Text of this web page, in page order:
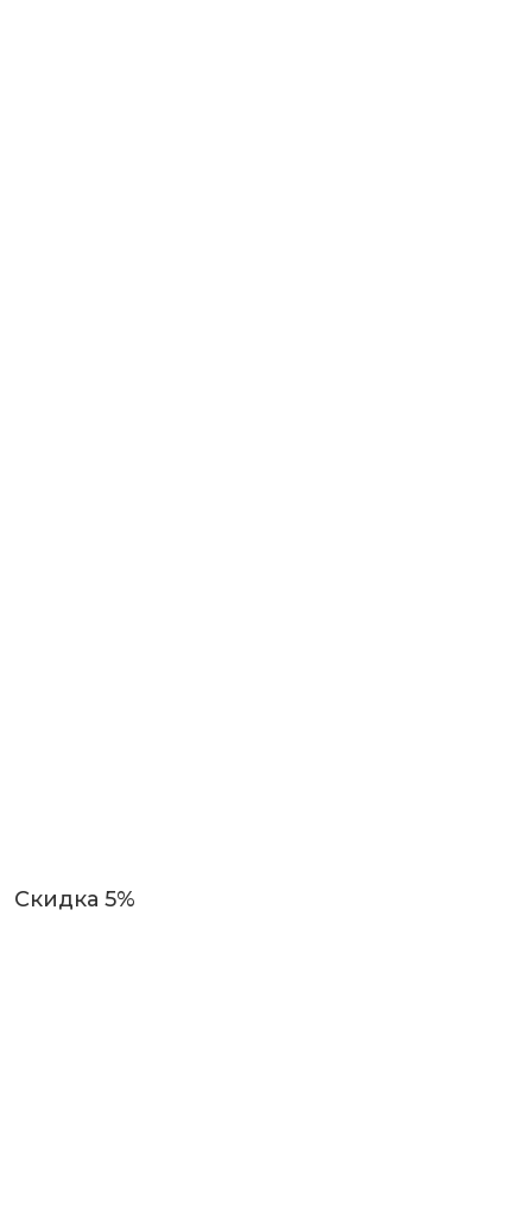
Скидка 5%